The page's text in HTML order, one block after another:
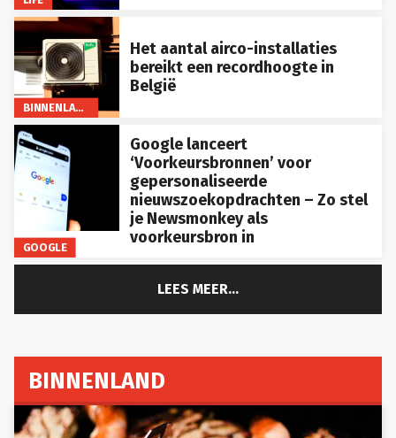
BINNENLAND
Het aantal airco-installaties
bereikt een recordhoogte in
België
GOOGLE
Google lanceert
‘Voorkeursbronnen’ voor
gepersonaliseerde
nieuwszoekopdrachten – Zo stel
je Newsmonkey als
voorkeursbron in
LEES MEER...
BINNENLAND